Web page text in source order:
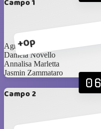
Campo 1
+0p
Agnese Milazzo
Daniela Novello
Annalisa Marletta
Jasmin Zammataro
Campo 2
06